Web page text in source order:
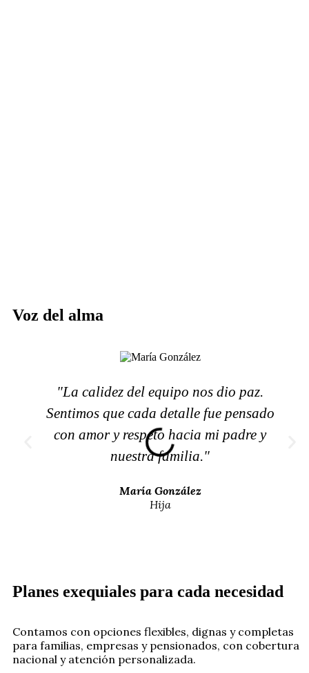
Voz del alma
"La calidez del equipo nos dio paz.
Sentimos que cada detalle fue pensado
con amor y respeto hacia mi padre y
nuestra familia."
María González
Hija
Planes exequiales para cada necesidad
Contamos con opciones flexibles, dignas y completas
para familias, empresas y pensionados, con cobertura
nacional y atención personalizada.